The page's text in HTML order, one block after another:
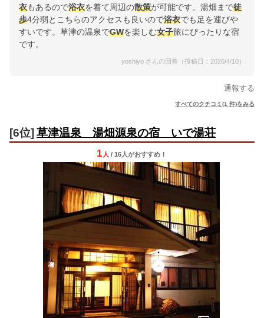
衣もあるので浴衣を着て周辺の散策が可能です。湯畑まで徒
歩4分弱とこちらのアクセスも良いので浴衣でも足を運びや
すいです。草津の温泉でGWを楽しむ女子旅にぴったりな宿
です。
yoshiyo さんの回答（投稿日：2026/4/10）
通報する
すべてのクチコミ(1 件)をみる
[6位] 草津温泉 湯畑源泉の宿 いで湯荘
1 人 / 16人がおすすめ！